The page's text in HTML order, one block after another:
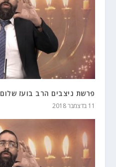
פרשת ניצבים הרב בועז שלום
11 בדצמבר 2018